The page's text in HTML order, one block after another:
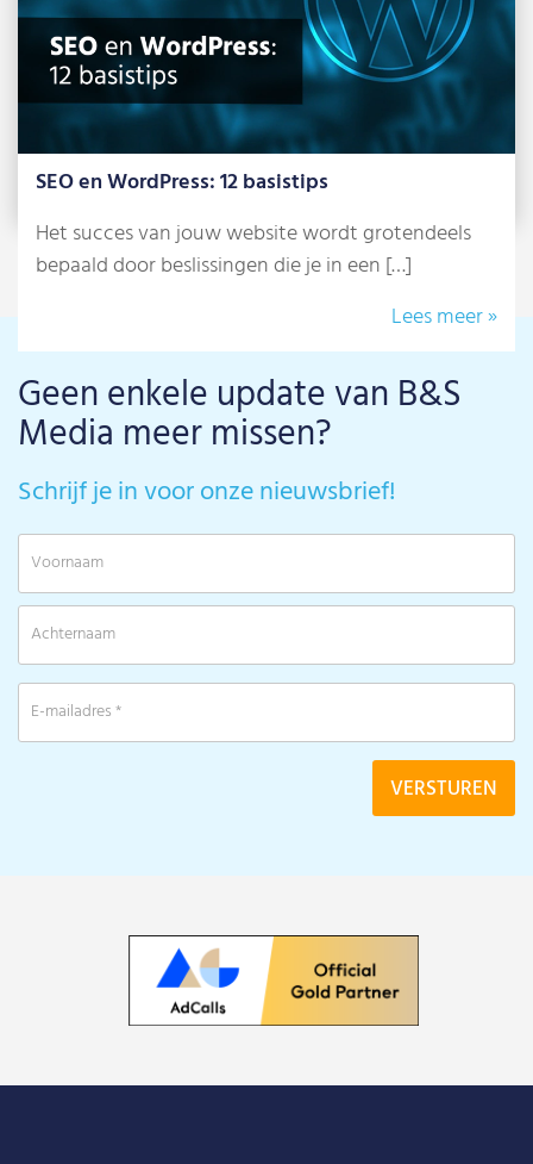
SEO en WordPress: 12 basistips
Het succes van jouw website wordt grotendeels
bepaald door beslissingen die je in een […]
Lees meer »
Geen enkele update van B&S
Media meer missen?
Schrijf je in voor onze nieuwsbrief!